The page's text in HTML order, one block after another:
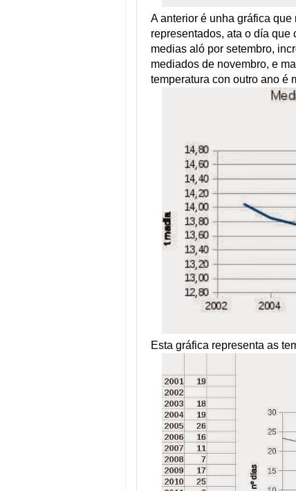
A anterior é unha gráfica
representados, ata o día
medias aló por setembro,
mediados de novembro, e
temperatura con outro ano é
Esta gráfica representa as